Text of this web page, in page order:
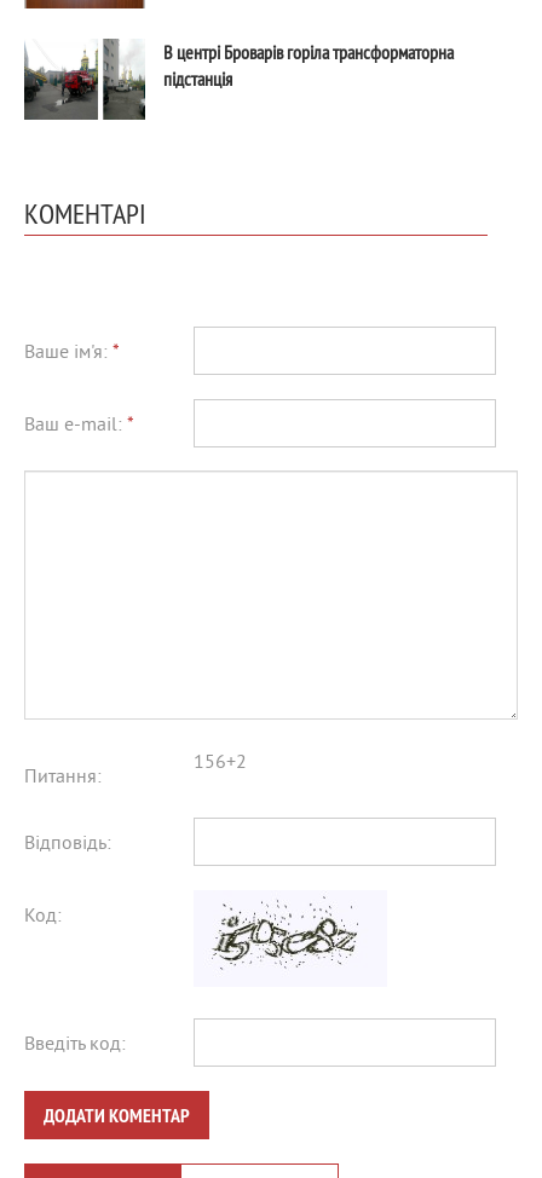
В центрі Броварів горіла трансформаторна
підстанція
КОМЕНТАРІ
Ваше ім'я: *
Ваш e-mail: *
Питання:
156+2
Відповідь:
Код:
Введіть код:
ДОДАТИ КОМЕНТАР